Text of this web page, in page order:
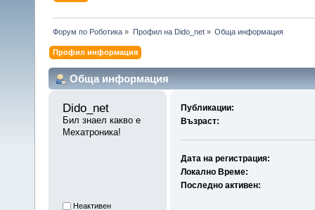
Форум по Роботика » Профил на Dido_net» Обща информация
Профил информация
Обща информация
Dido_net
Бил знаел какво е
Мехатроника!
Неактивен
Публикации:
Възраст:
Дата на регистрация:
Локално Време:
Последно активен: